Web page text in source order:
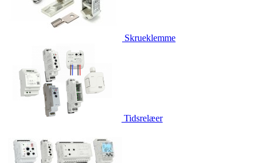
Skrueklemme
Tidsrelæer